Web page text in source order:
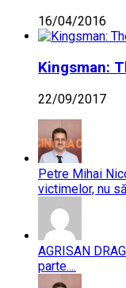
16/04/2016
Kingsman:
22/09/2017
Petre Mihai
victimelor, nu
AGRISAN
parte....